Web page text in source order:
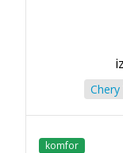
komfor